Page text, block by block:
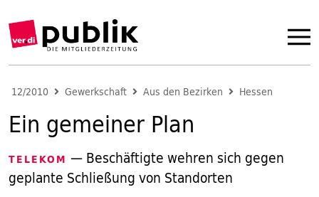
12/2010 Gewerkschaft Aus den Bezirken Hessen
Ein gemeiner Plan
TELEKOM — Beschäftigte wehren sich gegen
geplante Schließung von Standorten